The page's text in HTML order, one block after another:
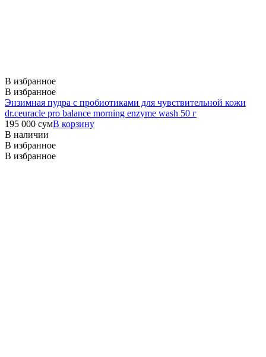
В избранное
В избранное
Энзимная пудра с пробиотиками для чувствительной кожи
dr.ceuracle pro balance morning enzyme wash 50 г
195 000 сумВ корзину
В наличии
В избранное
В избранное